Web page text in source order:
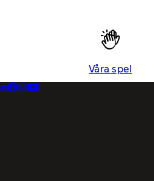
Våra spel